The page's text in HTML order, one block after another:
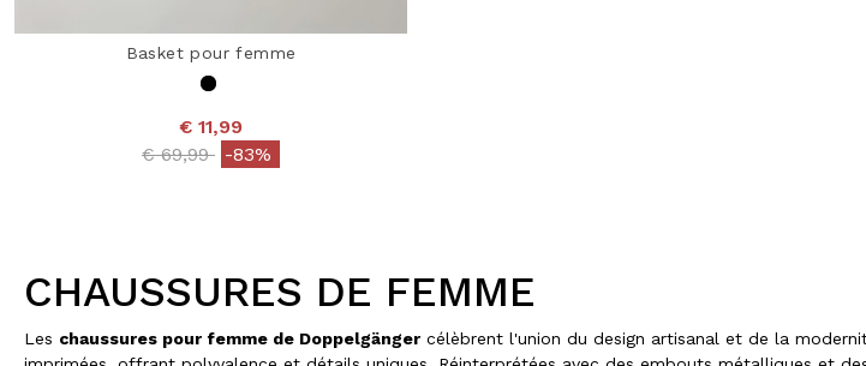
Basket pour femme
€ 11,99
Price reduced from
€ 69,99to-83%
CHAUSSURES DE FEMME
Les chaussures pour femme de Doppelgänger célèbrent l'union du design artisanal et de la